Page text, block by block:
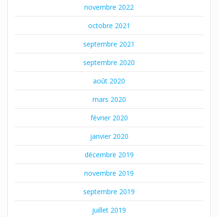
novembre 2022
octobre 2021
septembre 2021
septembre 2020
août 2020
mars 2020
février 2020
janvier 2020
décembre 2019
novembre 2019
septembre 2019
juillet 2019